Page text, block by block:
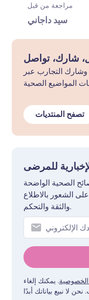
مراجعة من قبل
سيد داجاني
التجارب عبر
تصفح المنتديات
للمرضى
الصحية الواضحة
الشعور بالاطلاع
والثقة والتحكم.
. يمكنك إلغاء